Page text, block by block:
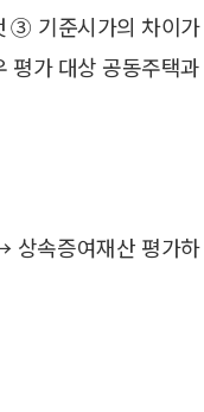
③ 기준시가의 차이가
평가 대상 공동주택과
속증여재산 평가하